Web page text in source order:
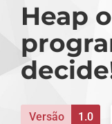
Heap
Versão 1.0